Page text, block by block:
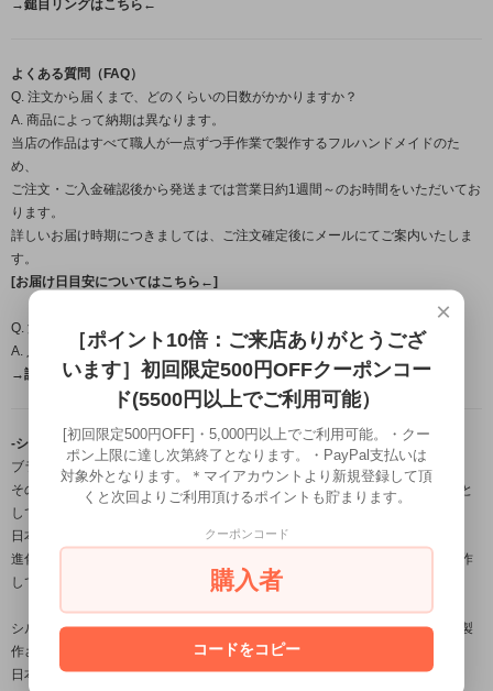
→鎚目リングはこちら←
よくある質問（FAQ）
Q. 注文から届くまで、どのくらいの日数がかかりますか？
A. 商品によって納期は異なります。
当店の作品はすべて職人が一点ずつ手作業で製作するフルハンドメイドのた
め、
ご注文・ご入金確認後から発送までは営業日約1週間～のお時間をいただいてお
ります。
詳しいお届け時期につきましては、ご注文確定後にメールにてご案内いたしま
す。
[お届け日目安についてはこちら←]
Q. 温泉やプール、お風呂に入るときは外したほうがいいですか？
A. 入浴時の着用は避けて頂くことをおすすめします。
→詳しくはこちら（FAQ）←
-シルバーアクセサリーブランド「龍頭」について-
ブランド名の「龍頭」とは梵鐘の最上部にある鐘を吊るす留め金の名。
その良し悪しで鐘の風格さえも変えてしまう必要不可欠な大事な部分を由来と
しており、
日本古来から受け継がれている銀器の伝統技法を用いながら、
進化する伝統をコンセプトに身に付ける者に独特の存在感を与える作品を製作
しております。
シルバーアクセサリー龍頭は数々の賞を受賞している「小平光嵐」によって製
作され
日本国内だけでなく海外の取引先でも販売されご愛用頂いております。
×
［ポイント10倍：ご来店ありがとうござ
います］初回限定500円OFFクーポンコー
ド(5500円以上でご利用可能）
[初回限定500円OFF]・5,000円以上でご利用可能。・クー
ポン上限に達し次第終了となります。・PayPal支払いは
対象外となります。＊マイアカウントより新規登録して頂
くと次回よりご利用頂けるポイントも貯まります。
クーポンコード
購入者
コードをコピー